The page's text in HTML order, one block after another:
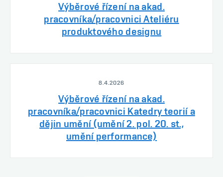
Výběrové řízení na akad.
pracovníka/pracovnici Ateliéru
produktového designu
8.4.2026
Výběrové řízení na akad.
pracovníka/pracovnici Katedry teorií a
dějin umění (umění 2. pol. 20. st.,
umění performance)